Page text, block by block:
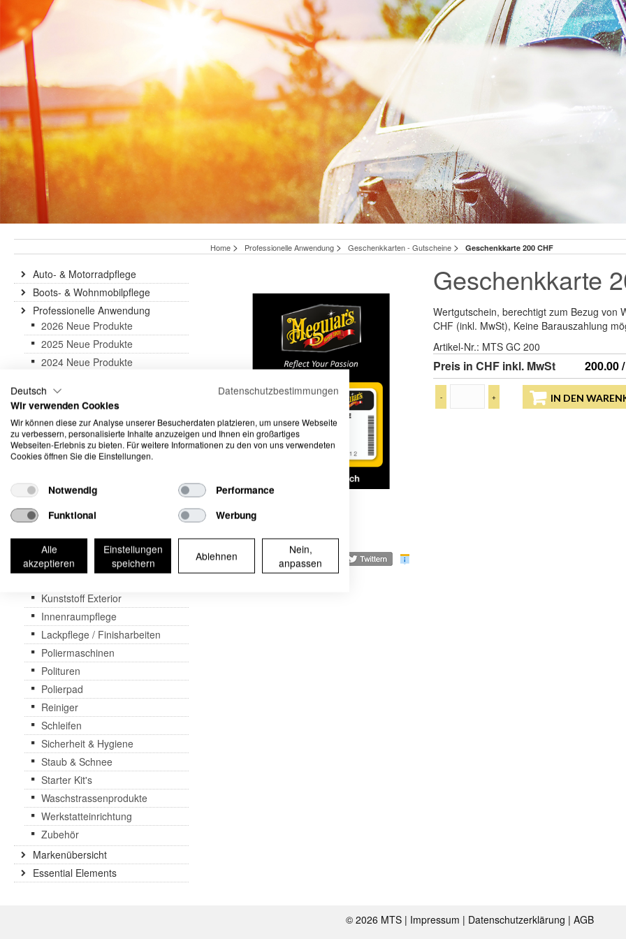
Home > Professionelle Anwendung > Geschenkkarten - Gutscheine > Geschenkkarte 200 CHF
Geschenkkarte
Wertgutschein, berechtigt zum Bezug von
CHF (inkl. MwSt), Keine Barauszahlung
Artikel-Nr.: MTS GC 200
Preis in CHF inkl. MwSt 200.00
- + IN DEN
Auto- & Motorradpflege
Boots- & Wohnmobilpflege
Professionelle Anwendung
2026 Neue Produkte
2025 Neue Produkte
2024 Neue Produkte
Geschenkkarten - Gutscheine
Abverkauf & Aktionen
Abdeckbänder
Arbeitsleuchten
Dispenser & Sprühgeräte
Glas
Kataloge & Merchandising
Kunststoff Exterior
Innenraumpflege
Lackpflege / Finisharbeiten
Poliermaschinen
Polituren
Polierpad
Reiniger
Schleifen
Sicherheit & Hygiene
Staub & Schnee
Starter Kit's
Waschstrassenprodukte
Werkstatteinrichtung
Zubehör
Markenübersicht
Essential Elements
© 2026 MTS | Impressum | Datenschutzerklärung | AGB
Deutsch
Datenschutzbestimmungen
Wir verwenden Cookies
Wir können diese zur Analyse unserer Besucherdaten platzieren, um unsere Webseite
zu verbessern, personalisierte Inhalte anzuzeigen und Ihnen ein großartiges
Webseiten-Erlebnis zu bieten. Für weitere Informationen zu den von uns verwendeten
Cookies öffnen Sie die Einstellungen.
Notwendig
Performance
Funktional
Werbung
Alle
akzeptieren
Einstellungen
speichern
Ablehnen
Nein,
anpassen